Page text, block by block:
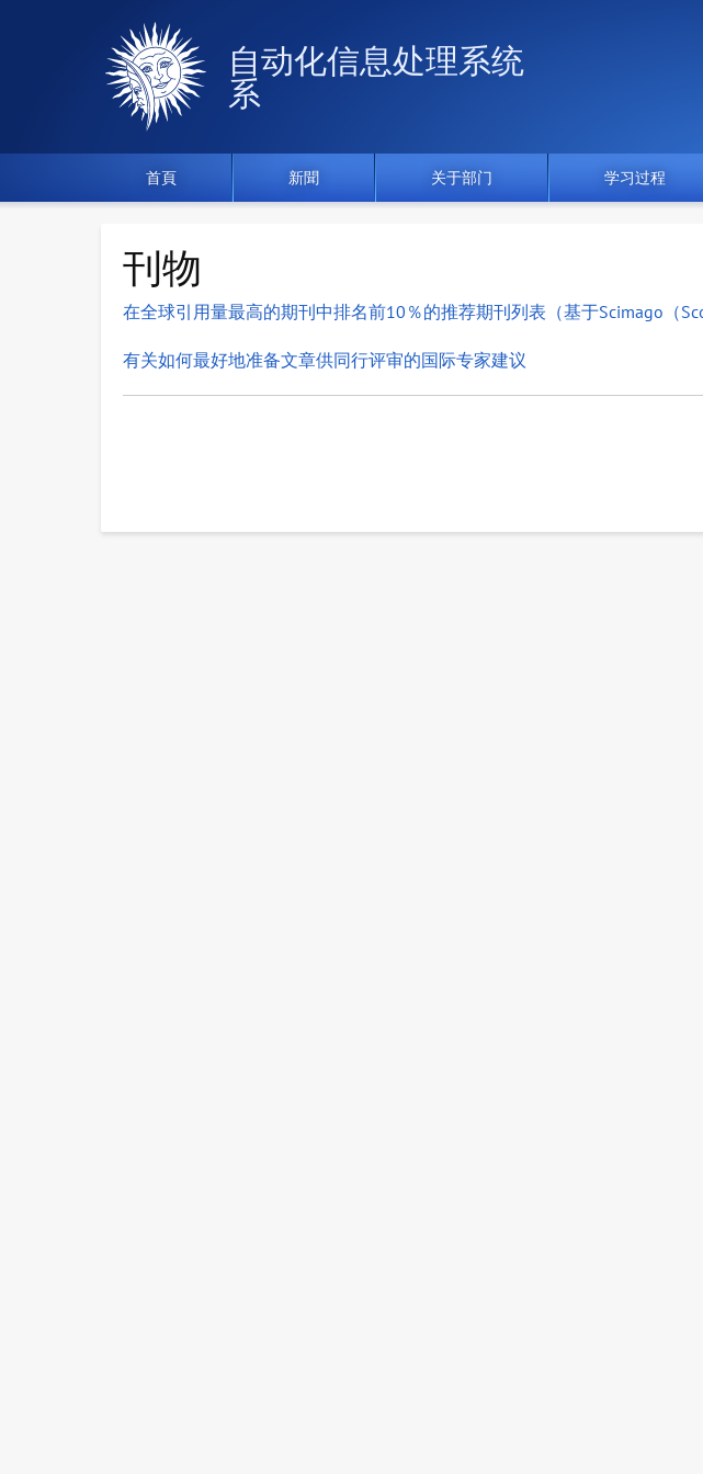
自动化信息处理系统
系
首頁 新聞 关于部门 学习过程
刊物
在全球引用量最高的期刊中排名前10％的推荐期刊列表（基于Scimago（
有关如何最好地准备文章供同行评审的国际专家建议